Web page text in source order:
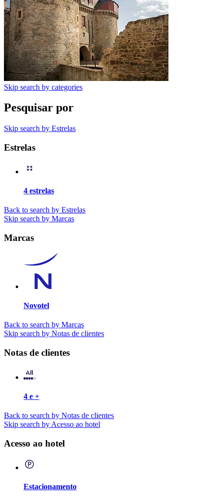
Skip search by categories
Pesquisar por
Skip search by Estrelas
Estrelas
4 estrelas
Back to search by Estrelas
Skip search by Marcas
Marcas
Novotel
Back to search by Marcas
Skip search by Notas de clientes
Notas de clientes
4 e +
Back to search by Notas de clientes
Skip search by Acesso ao hotel
Acesso ao hotel
Estacionamento